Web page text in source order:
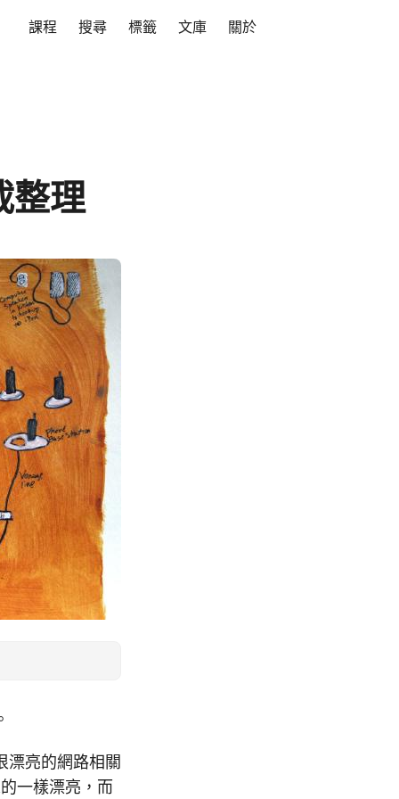
課程 搜尋 標籤 文庫 關於
整理
漂亮的網路相關
一樣漂亮，而